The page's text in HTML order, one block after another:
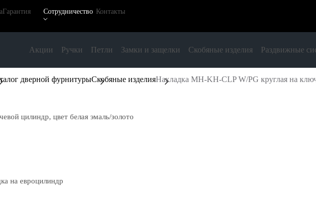
Гарантия Сотрудничество Контакты
Акции Ручки Петли Замки и защелки Скобяные изделия Раздвижные
дверной фурнитурыСкобяные изделияНакладка MH-KH-CLP W/PG круглая на
цилиндр, цвет белая эмаль/золото
на евроцилиндр